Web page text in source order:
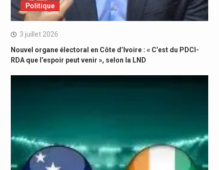
Politique
3 juillet 2026
Nouvel organe électoral en Côte d’Ivoire : « C’est du PDCI-
RDA que l’espoir peut venir », selon la LND